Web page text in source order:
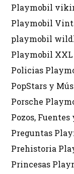
Playmobil
Playmobil
playmobil
Playmobil XXL
Policias
PopStars y
Porsche
Pozos,
Preguntas
Prehistoria
Princesas